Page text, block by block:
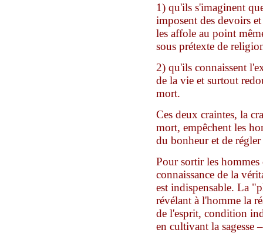
1) qu'ils s'imaginent
imposent des devoirs
les affole au point
sous prétexte de
2) qu'ils connaissent
de la vie et surtout
mort.
Ces deux craintes, la
mort, empêchent les
du bonheur et de
Pour sortir les
connaissance de la
est indispensable. La
révélant à l'homme la
de l'esprit, condition
en cultivant la sagesse